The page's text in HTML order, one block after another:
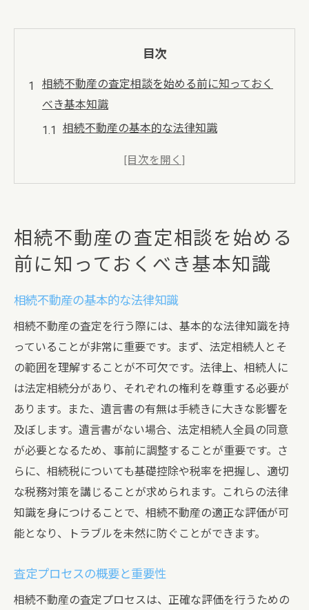
目次
相続不動産の査定相談を始める前に知っておく
べき基本知識
相続不動産の基本的な法律知識
査定プロセスの概要と重要性
専門家と相談する際のポイント
大阪市平野区平野北の特徴を生かした相続不動
地域のインフラと公共施設の評価
周辺エリアの市場動向を把握する
地域特性に基づいた査定基準の設定
地元情報を活用した査定の実践
相続不動産の査定で重要な市場調査の方法
市場調査の目的とその重要性
地域の不動産価格動向を分析する
競合物件の比較と評価
最新の市場トレンドを取り入れる
データ分析結果を査定に反映する方法
相続不動産の査定相談を始める
前に知っておくべき基本知識
相続不動産の基本的な法律知識
相続不動産の査定を行う際には、基本的な法律知識を持
っていることが非常に重要です。まず、法定相続人とそ
の範囲を理解することが不可欠です。法律上、相続人に
は法定相続分があり、それぞれの権利を尊重する必要が
あります。また、遺言書の有無は手続きに大きな影響を
及ぼします。遺言書がない場合、法定相続人全員の同意
が必要となるため、事前に調整することが重要です。さ
らに、相続税についても基礎控除や税率を把握し、適切
な税務対策を講じることが求められます。これらの法律
知識を身につけることで、相続不動産の適正な評価が可
能となり、トラブルを未然に防ぐことができます。
査定プロセスの概要と重要性
相続不動産の査定プロセスは、正確な評価を行うための